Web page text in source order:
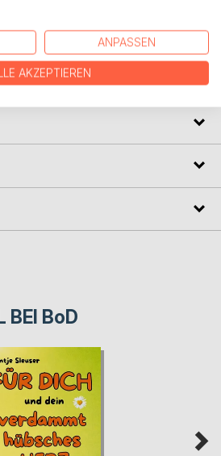
Brauns, Ingo Cesaro, Franz X.
Sigune Schnabel, Roswitha
BEI BoD
ANPASSEN
AKZEPTIEREN